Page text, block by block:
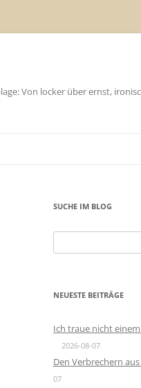
Von locker über ernst,
SUCHE IM BLOG
nach:
NEUESTE BEITRÄGE
Ich traue nicht
2026-08-07
Den Verbrechern
07